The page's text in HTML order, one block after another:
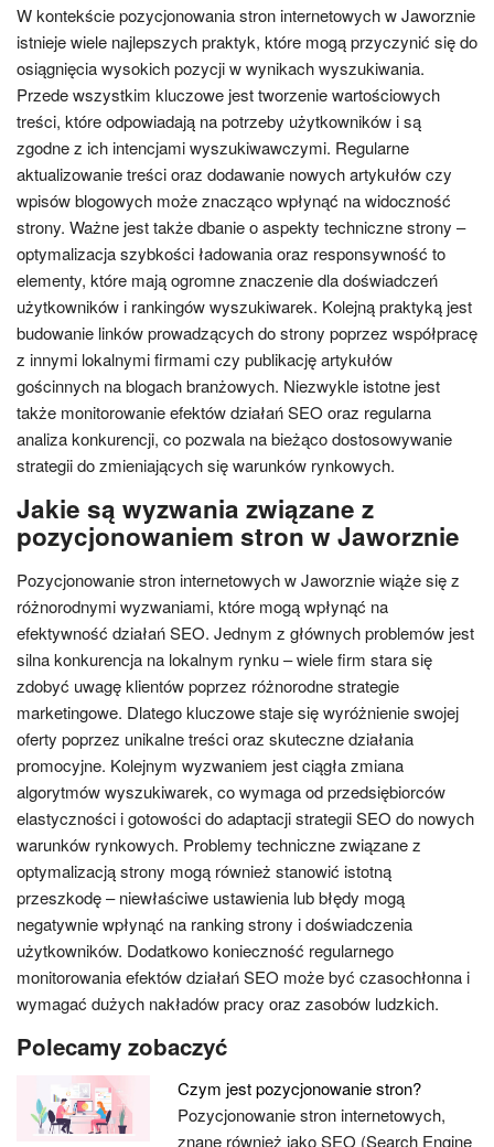
W kontekście pozycjonowania stron internetowych w Jaworznie
istnieje wiele najlepszych praktyk, które mogą przyczynić się do
osiągnięcia wysokich pozycji w wynikach wyszukiwania.
Przede wszystkim kluczowe jest tworzenie wartościowych
treści, które odpowiadają na potrzeby użytkowników i są
zgodne z ich intencjami wyszukiwawczymi. Regularne
aktualizowanie treści oraz dodawanie nowych artykułów czy
wpisów blogowych może znacząco wpłynąć na widoczność
strony. Ważne jest także dbanie o aspekty techniczne strony –
optymalizacja szybkości ładowania oraz responsywność to
elementy, które mają ogromne znaczenie dla doświadczeń
użytkowników i rankingów wyszukiwarek. Kolejną praktyką jest
budowanie linków prowadzących do strony poprzez współpracę
z innymi lokalnymi firmami czy publikację artykułów
gościnnych na blogach branżowych. Niezwykle istotne jest
także monitorowanie efektów działań SEO oraz regularna
analiza konkurencji, co pozwala na bieżąco dostosowywanie
strategii do zmieniających się warunków rynkowych.
Jakie są wyzwania związane z
pozycjonowaniem stron w Jaworznie
Pozycjonowanie stron internetowych w Jaworznie wiąże się z
różnorodnymi wyzwaniami, które mogą wpłynąć na
efektywność działań SEO. Jednym z głównych problemów jest
silna konkurencja na lokalnym rynku – wiele firm stara się
zdobyć uwagę klientów poprzez różnorodne strategie
marketingowe. Dlatego kluczowe staje się wyróżnienie swojej
oferty poprzez unikalne treści oraz skuteczne działania
promocyjne. Kolejnym wyzwaniem jest ciągła zmiana
algorytmów wyszukiwarek, co wymaga od przedsiębiorców
elastyczności i gotowości do adaptacji strategii SEO do nowych
warunków rynkowych. Problemy techniczne związane z
optymalizacją strony mogą również stanowić istotną
przeszkodę – niewłaściwe ustawienia lub błędy mogą
negatywnie wpłynąć na ranking strony i doświadczenia
użytkowników. Dodatkowo konieczność regularnego
monitorowania efektów działań SEO może być czasochłonna i
wymagać dużych nakładów pracy oraz zasobów ludzkich.
Polecamy zobaczyć
Czym jest pozycjonowanie stron?
Pozycjonowanie stron internetowych,
znane również jako SEO (Search Engine